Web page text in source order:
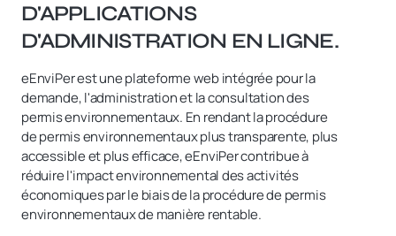
D'APPLICATIONS
D'ADMINISTRATION EN LIGNE.
eEnviPer est une plateforme web intégrée pour la
demande, l'administration et la consultation des
permis environnementaux. En rendant la procédure
de permis environnementaux plus transparente, plus
accessible et plus efficace, eEnviPer contribue à
réduire l'impact environnemental des activités
économiques par le biais de la procédure de permis
environnementaux de manière rentable.